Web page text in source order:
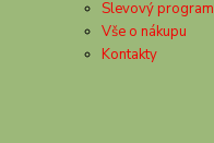
Slevový program
Vše o nákupu
Kontakty